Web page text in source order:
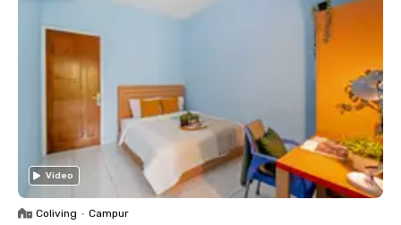
Video
Coliving • Campur